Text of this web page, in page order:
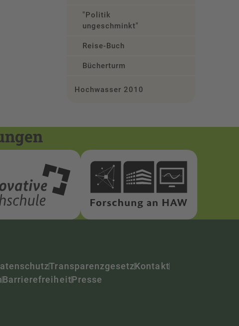
"Politik
ungeschminkt"
Reise-Buch
Bücherturm
Hochwasser 2010
TransparenzgesetzKontakt
BarrierefreiheitPresse